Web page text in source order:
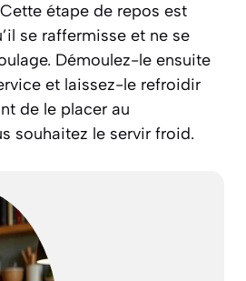
étape de repos est
se raffermisse et ne se
Démoulez-le ensuite
et laissez-le refroidir
de le placer au
souhaitez le servir froid.